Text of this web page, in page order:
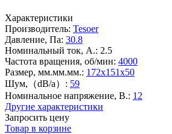
Характеристики
Производитель: Tesoer
Давление, Па: 30.8
Номинальный ток, А.: 2.5
Частота вращения, об/мин: 4000
Размер, мм.мм.мм.: 172x151x50
Шум,（dB/a）: 59
Номинальное напряжение, В.: 12
Другие характеристики
Запросить цену
Товар в корзине